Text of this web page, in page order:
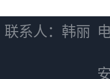
联系人：韩丽